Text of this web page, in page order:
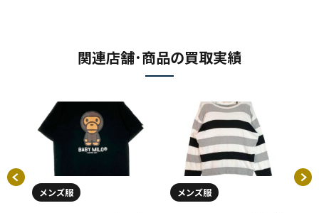
関連店舗･商品の買取実績
メンズ服 メンズ服